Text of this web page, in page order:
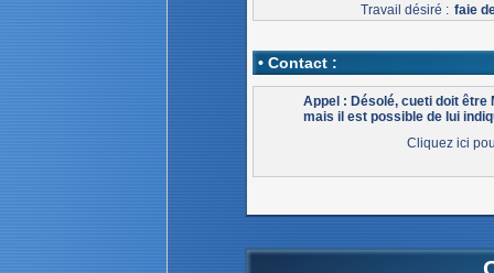
Travail désiré : faie
• Contact :
Appel : Désolé, cueti doit
mais il est possible de lui
Cliquez ici